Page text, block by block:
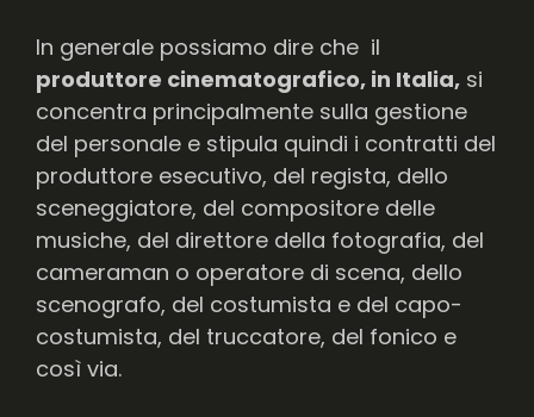
In generale possiamo dire che il
produttore cinematografico, in Italia, si
concentra principalmente sulla gestione
del personale e stipula quindi i contratti del
produttore esecutivo, del regista, dello
sceneggiatore, del compositore delle
musiche, del direttore della fotografia, del
cameraman o operatore di scena, dello
scenografo, del costumista e del capo-
costumista, del truccatore, del fonico e
così via.